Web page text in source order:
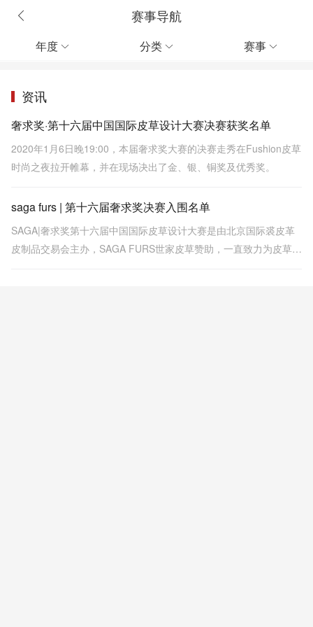
赛事导航
年度  分类  赛事 
资讯
奢求奖·第十六届中国国际皮草设计大赛决赛获奖名单
2020年1月6日晚19:00，本届奢求奖大赛的决赛走秀在Fushion皮草
时尚之夜拉开帷幕，并在现场决出了金、银、铜奖及优秀奖。
saga furs | 第十六届奢求奖决赛入围名单
SAGA|奢求奖第十六届中国国际皮草设计大赛是由北京国际裘皮革
皮制品交易会主办，SAGA FURS世家皮草赞助，一直致力为皮草行